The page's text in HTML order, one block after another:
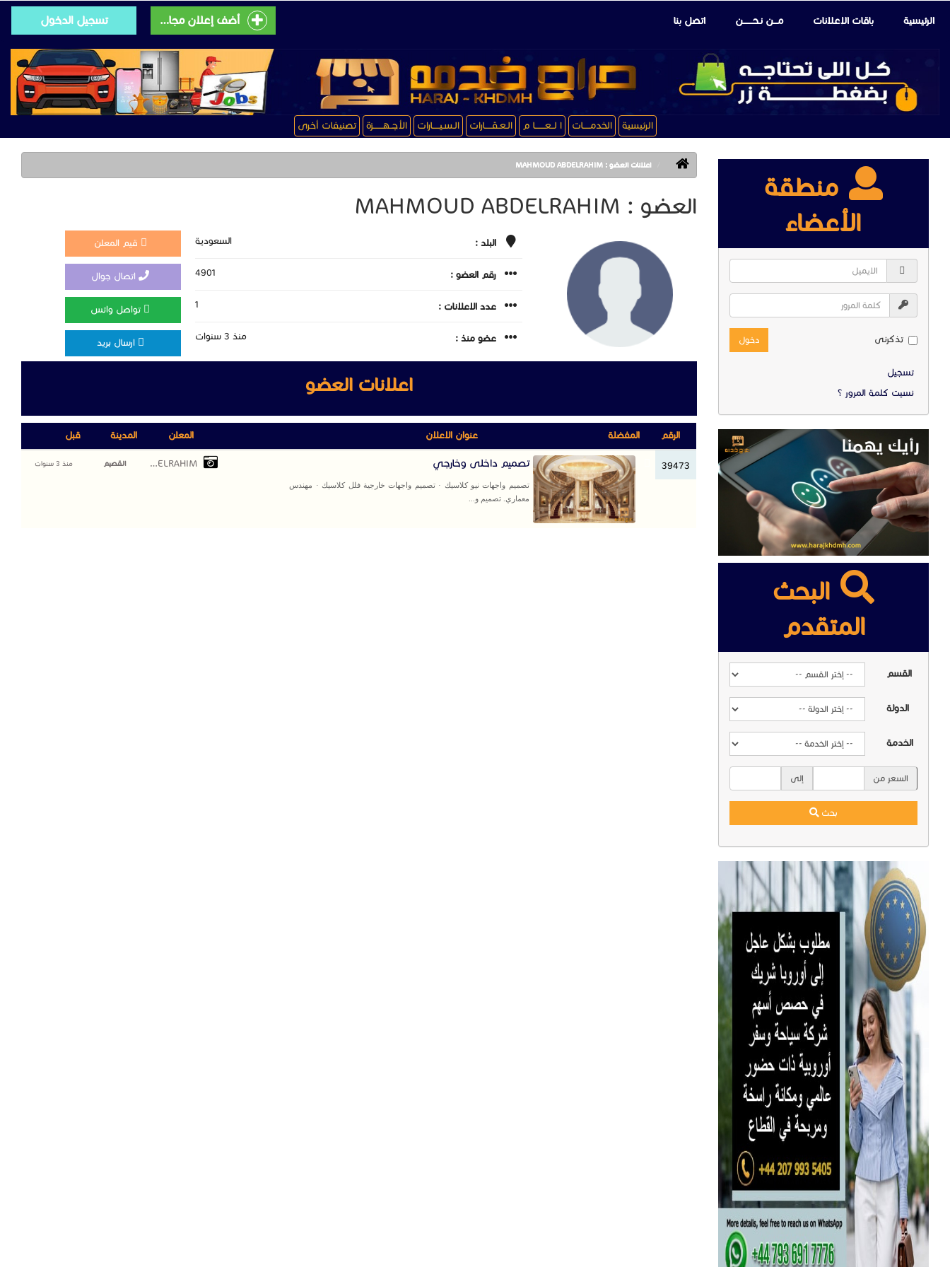
الرئيسية باقات الإعلانات مـــن نـحـــــــن اتصل بنا أضف إعلان مجانى تسجيل الدخول
الرئيسية الخدمـــــات ا لــعـــــــا م الـعـقـــــارات الـسـيـــــارات الأجــهـــــــزة تصنيفات أخرى
منطقة
الأعضاء
تذكرنى دخول
تسجيل
نسيت كلمة المرور ؟
البحث
المتقدم
القسم
الدولة
الخدمة
السعر من إلى
بحث
اعلانات العضو : MAHMOUD ABDELRAHIM
العضو : MAHMOUD ABDELRAHIM
البلد : السعودية
رقم العضو : 4901
عدد الاعلانات : 1
عضو منذ : منذ 3 سنوات
قيم المعلن
اتصال جوال
تواصل واتس
ارسال بريد
اعلانات العضو
الرقم المفضلة عنوان الاعلان المعلن المدينة قبل
39473 تصميم داخلى وخارجي
تصميم واجهات نيو كلاسيك · تصميم واجهات خارجية فلل كلاسيك · مهندس
معماري. تصميم و...
MAHMOUD ABDELRAHIM القصيم منذ 3 سنوات